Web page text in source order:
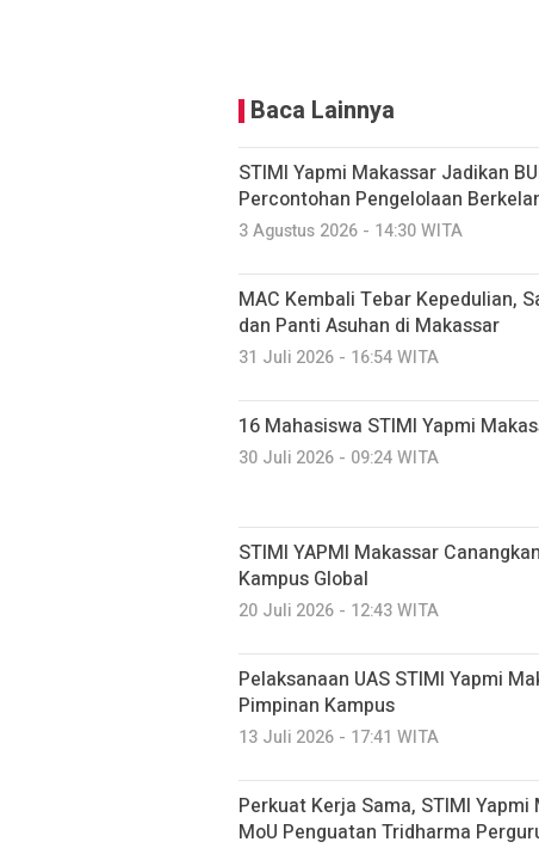
Baca Lainnya
STIMI Yapmi Makassar Jadikan
Percontohan Pengelolaan
3 Agustus 2026 - 14:30 WITA
MAC Kembali Tebar Kepedulian,
dan Panti Asuhan di Makassar
31 Juli 2026 - 16:54 WITA
16 Mahasiswa STIMI Yapmi
30 Juli 2026 - 09:24 WITA
STIMI YAPMI Makassar
Kampus Global
20 Juli 2026 - 12:43 WITA
Pelaksanaan UAS STIMI Yapmi
Pimpinan Kampus
13 Juli 2026 - 17:41 WITA
Perkuat Kerja Sama, STIMI Yapmi
MoU Penguatan Tridharma